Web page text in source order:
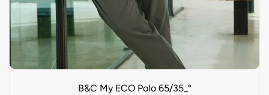
B&C My ECO Polo 65/35_°